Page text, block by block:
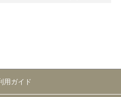
用ガイド